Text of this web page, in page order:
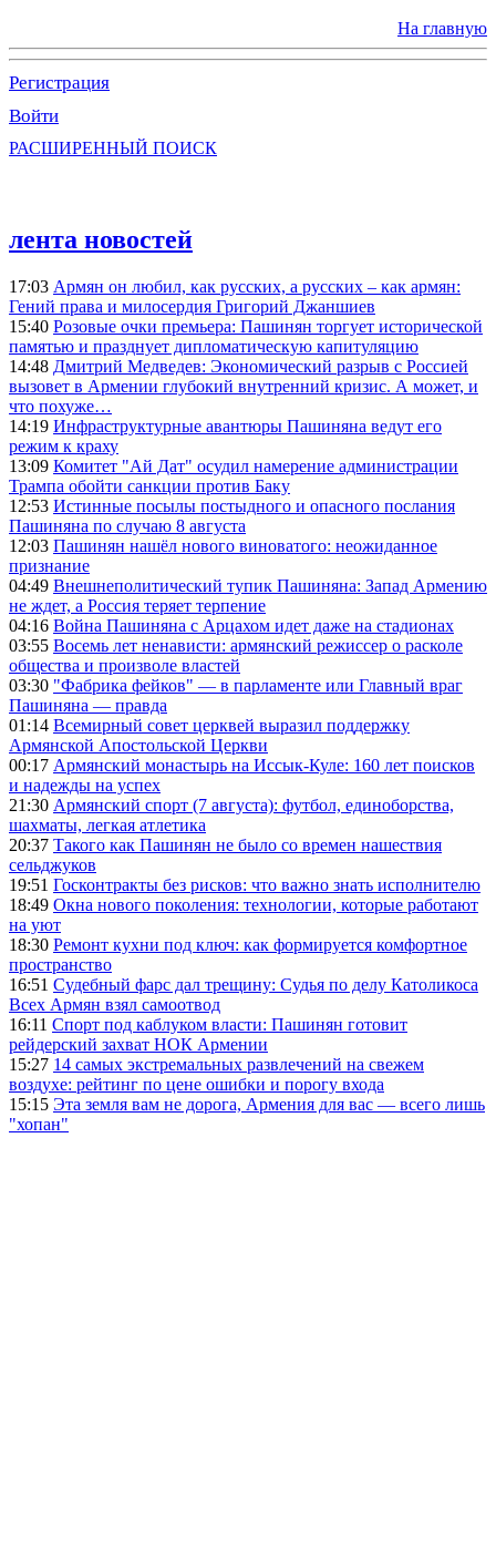
На главную
Регистрация
Войти
РАСШИРЕННЫЙ ПОИСК
лента новостей
17:03 Армян он любил, как русских, а русских – как армян:
Гений права и милосердия Григорий Джаншиев
15:40 Розовые очки премьера: Пашинян торгует исторической
памятью и празднует дипломатическую капитуляцию
14:48 Дмитрий Медведев: Экономический разрыв с Россией
вызовет в Армении глубокий внутренний кризис. А может, и
что похуже…
14:19 Инфраструктурные авантюры Пашиняна ведут его
режим к краху
13:09 Комитет "Ай Дат" осудил намерение администрации
Трампа обойти санкции против Баку
12:53 Истинные посылы постыдного и опасного послания
Пашиняна по случаю 8 августа
12:03 Пашинян нашёл нового виноватого: неожиданное
признание
04:49 Внешнеполитический тупик Пашиняна: Запад Армению
не ждет, а Россия теряет терпение
04:16 Война Пашиняна с Арцахом идет даже на стадионах
03:55 Восемь лет ненависти: армянский режиссер о расколе
общества и произволе властей
03:30 "Фабрика фейков" — в парламенте или Главный враг
Пашиняна — правда
01:14 Всемирный совет церквей выразил поддержку
Армянской Апостольской Церкви
00:17 Армянский монастырь на Иссык-Куле: 160 лет поисков
и надежды на успех
21:30 Армянский спорт (7 августа): футбол, единоборства,
шахматы, легкая атлетика
20:37 Такого как Пашинян не было со времен нашествия
сельджуков
19:51 Госконтракты без рисков: что важно знать исполнителю
18:49 Окна нового поколения: технологии, которые работают
на уют
18:30 Ремонт кухни под ключ: как формируется комфортное
пространство
16:51 Судебный фарс дал трещину: Судья по делу Католикоса
Всех Армян взял самоотвод
16:11 Спорт под каблуком власти: Пашинян готовит
рейдерский захват НОК Армении
15:27 14 самых экстремальных развлечений на свежем
воздухе: рейтинг по цене ошибки и порогу входа
15:15 Эта земля вам не дорога, Армения для вас — всего лишь
"хопан"